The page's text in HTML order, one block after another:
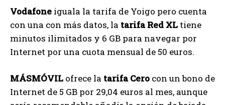
Vodafone iguala la tarifa de Yoigo pero cuenta
con una con más datos, la tarifa Red XL tiene
minutos ilimitados y 6 GB para navegar por
Internet por una cuota mensual de 50 euros.
MÁSMÓVIL ofrece la tarifa Cero con un bono de
Internet de 5 GB por 29,04 euros al mes, aunque